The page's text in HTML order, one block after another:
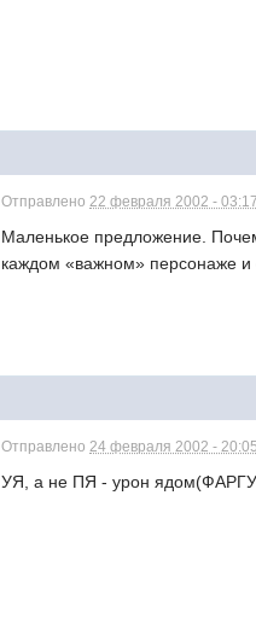
Отправлено 22 февраля 2002 - 03:17
Маленькое предложение.
каждом «важном» персонаже и
Отправлено 24 февраля 2002 - 20:05
УЯ, а не ПЯ - урон